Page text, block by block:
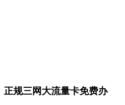
正规三网大流量卡免费办